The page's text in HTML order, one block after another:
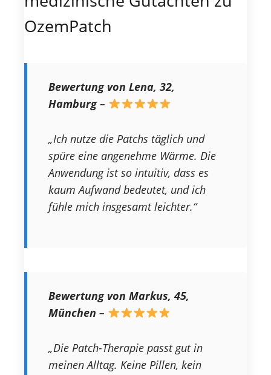
OzemPatch
Bewertung von Lena, 32,
Hamburg–
„Ich nutze die Patchs täglich und
spüre eine angenehme Wärme. Die
Anwendung ist so intuitiv, dass es
kaum Aufwand bedeutet, und ich
fühle mich insgesamt leichter.“
Bewertung von Markus, 45,
München –
„Die Patch-Therapie passt gut in
meinen Alltag. Keine Pillen, kein